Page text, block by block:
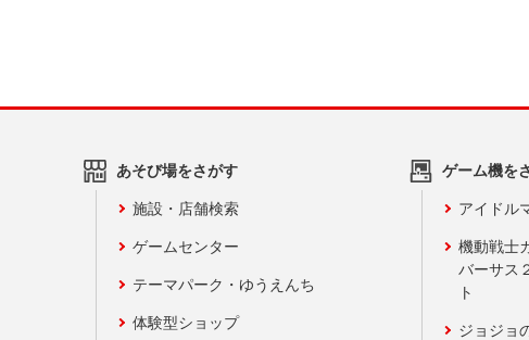
あそび場をさがす
施設・店舗検索
ゲームセンター
テーマパーク・ゆうえんち
体験型ショップ
ゲーム機を
アイドル
機動戦士
バーサス
ト
ジョジョ